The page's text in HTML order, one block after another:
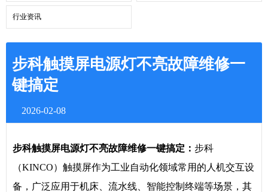
行业资讯
步科触摸屏电源灯不亮故障维修一
键搞定
2026-02-08
步科触摸屏电源灯不亮故障维修一键搞定： 步科
（KINCO）触摸屏作为工业自动化领域常用的人机交互设
备，广泛应用于机床、流水线、智能控制终端等场景，其